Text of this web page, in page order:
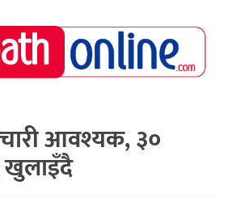
आवश्यक, ३०
खुलाइँदै